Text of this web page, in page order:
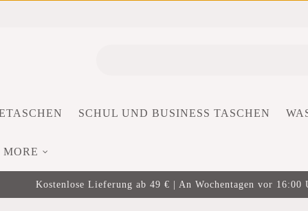
SCHUL UND BUSINESS TASCHEN
MORE
Kostenlose Lieferung ab 49 € | An Wochentagen vor 16:00